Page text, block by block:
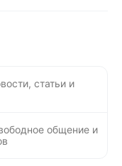
статьи и
общение и